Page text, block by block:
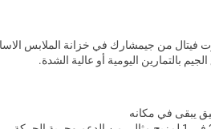
فيتال من جيمشارك في خزانة الملابس
بالتمارين اليومية أو عالية الشدة.
يبقى في مكانه